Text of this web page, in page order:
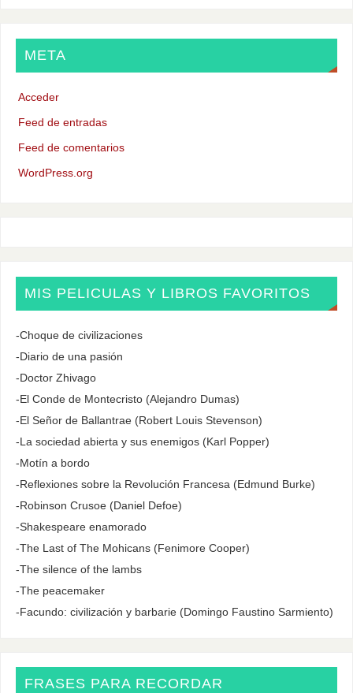
META
Acceder
Feed de entradas
Feed de comentarios
WordPress.org
MIS PELICULAS Y LIBROS FAVORITOS
-Choque de civilizaciones
-Diario de una pasión
-Doctor Zhivago
-El Conde de Montecristo (Alejandro Dumas)
-El Señor de Ballantrae (Robert Louis Stevenson)
-La sociedad abierta y sus enemigos (Karl Popper)
-Motín a bordo
-Reflexiones sobre la Revolución Francesa (Edmund Burke)
-Robinson Crusoe (Daniel Defoe)
-Shakespeare enamorado
-The Last of The Mohicans (Fenimore Cooper)
-The silence of the lambs
-The peacemaker
-Facundo: civilización y barbarie (Domingo Faustino Sarmiento)
FRASES PARA RECORDAR